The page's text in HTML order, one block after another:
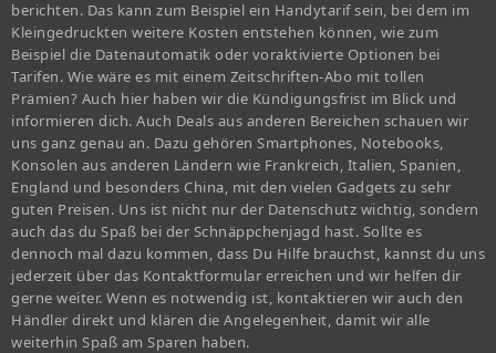
berichten. Das kann zum Beispiel ein Handytarif sein, bei dem im
Kleingedruckten weitere Kosten entstehen können, wie zum
Beispiel die Datenautomatik oder voraktivierte Optionen bei
Tarifen. Wie wäre es mit einem Zeitschriften-Abo mit tollen
Prämien? Auch hier haben wir die Kündigungsfrist im Blick und
informieren dich. Auch Deals aus anderen Bereichen schauen wir
uns ganz genau an. Dazu gehören Smartphones, Notebooks,
Konsolen aus anderen Ländern wie Frankreich, Italien, Spanien,
England und besonders China, mit den vielen Gadgets zu sehr
guten Preisen. Uns ist nicht nur der Datenschutz wichtig, sondern
auch das du Spaß bei der Schnäppchenjagd hast. Sollte es
dennoch mal dazu kommen, dass Du Hilfe brauchst, kannst du uns
jederzeit über das Kontaktformular erreichen und wir helfen dir
gerne weiter. Wenn es notwendig ist, kontaktieren wir auch den
Händler direkt und klären die Angelegenheit, damit wir alle
weiterhin Spaß am Sparen haben.